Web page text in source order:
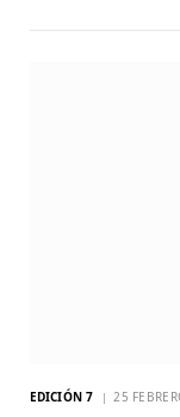
EDICIÓN 7 25